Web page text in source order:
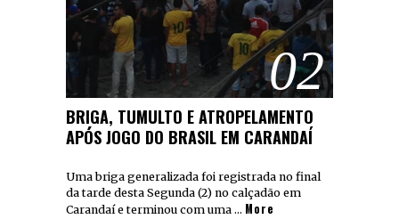
02
BRIGA, TUMULTO E ATROPELAMENTO
APÓS JOGO DO BRASIL EM CARANDAÍ
Uma briga generalizada foi registrada no final
da tarde desta Segunda (2) no calçadão em
Carandaí e terminou com uma … More